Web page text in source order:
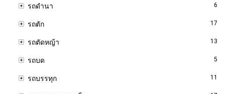
รถดำนา 6
รถตัก 17
รถตัดหญ้า 13
รถบด 5
รถบรรทุก 11